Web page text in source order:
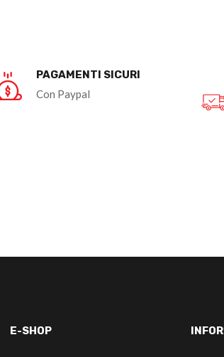
PAGAMENTI SICURI
Con Paypal
E-SHOP